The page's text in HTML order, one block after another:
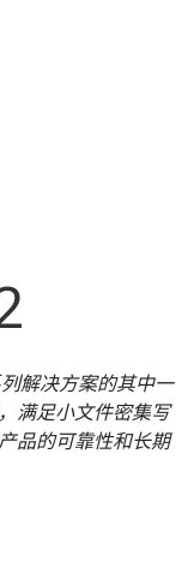
解决方案的其中一
满足小文件密集写
品的可靠性和长期